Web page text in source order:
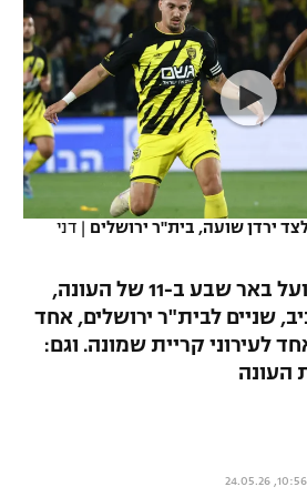
ירדן שועה, בית"ר ירושלים | דני
חמישה נציגים להפועל באר שבע ב-11 של העונה,
שניים לבית"ר ירושלים, אחד
לעירוני קריית שמונה. וגם:
העונה